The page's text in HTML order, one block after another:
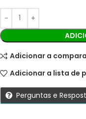
Ao finalizar sua
realizar o pagamento.
Adicionar a
Adicionar a lista de
Perguntas e